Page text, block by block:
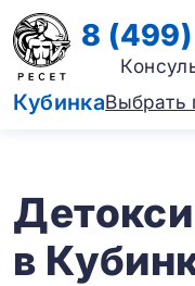
КубинкаВыбрать
8
в